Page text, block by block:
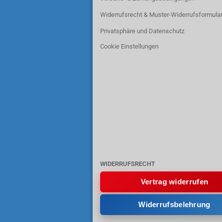
Widerrufsrecht & Muster-Widerrufsformular
Privatsphäre und Datenschutz
Cookie Einstellungen
WIDERRUFSRECHT
Vertrag widerrufen
Widerrufsbelehrung